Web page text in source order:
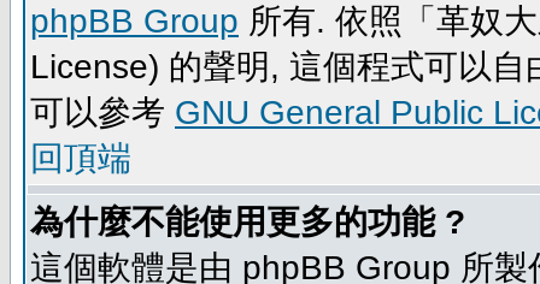
phpBB Group 所有. 依照「革奴
License) 的聲明, 這個程式可以
可以參考 GNU General Public
回頂端
為什麼不能使用更多的功能 ?
這個軟體是由 phpBB Group 所